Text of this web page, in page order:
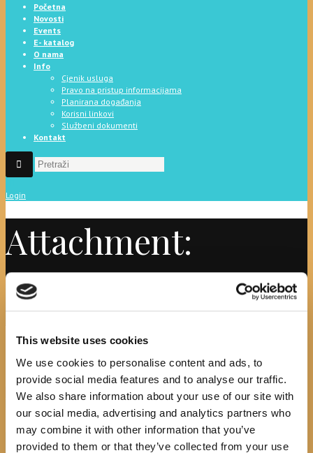
This website uses cookies
We use cookies to personalise content and ads, to
provide social media features and to analyse our traffic.
We also share information about your use of our site with
our social media, advertising and analytics partners who
may combine it with other information that you’ve
provided to them or that they’ve collected from your use
Početna
Novosti
Events
E- katalog
O nama
Info
Cjenik usluga
Pravo na pristup informacijama
Planirana događanja
Korisni linkovi
Službeni dokumenti
Kontakt
Login
Attachment:
20180506_083942
20180506_083942
Previous item 7 Next item
No image description ...
Search